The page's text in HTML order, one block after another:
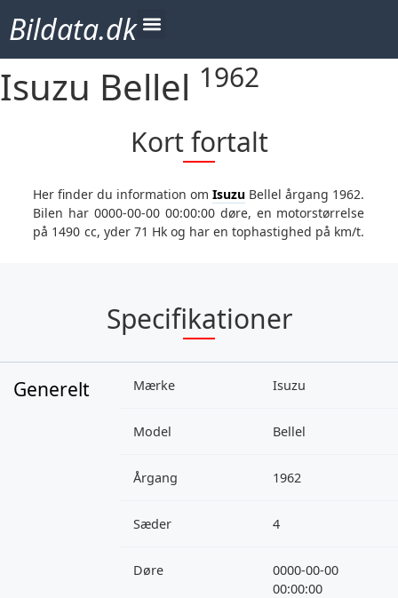
Bildata.dk
Isuzu Bellel 1962
Kort fortalt
Her finder du information omIsuzu Bellel årgang 1962.
Bilen har 0000-00-00 00:00:00 døre, en motorstørrelse
på 1490 cc, yder 71 Hk og har en tophastighed på km/t.
Specifikationer
Generelt Mærke Isuzu
Model Bellel
Årgang 1962
Sæder 4
Døre
0000-00-00
00:00:00